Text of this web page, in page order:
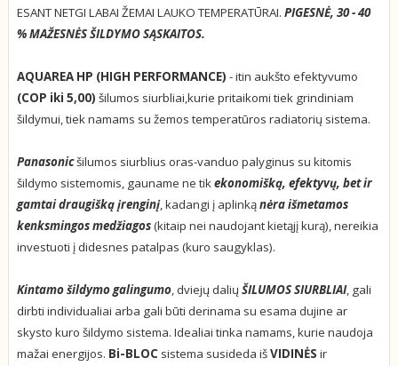
ESANT NETGI LABAI ŽEMAI LAUKO TEMPERATŪRAI. PIGESNĖ, 30 - 40
% MAŽESNĖS ŠILDYMO SĄSKAITOS.
AQUAREA HP (HIGH PERFORMANCE) - itin aukšto efektyvumo
(COP iki 5,00) šilumos siurbliai,kurie pritaikomi tiek grindiniam
šildymui, tiek namams su žemos temperatūros radiatorių sistema.
Panasonicšilumos siurblius oras-vanduo palyginus su kitomis
šildymo sistemomis, gauname ne tikekonomišką, efektyvų, bet ir
gamtai draugišką įrenginį, kadangi į aplinkąnėra išmetamos
kenksmingos medžiagos(kitaip nei naudojant kietąjį kurą), nereikia
investuoti į didesnes patalpas (kuro saugyklas).
Kintamo šildymo galingumo, dviejų dalių ŠILUMOS SIURBLIAI, gali
dirbti individualiai arba gali būti derinama su esama dujine ar
skysto kuro šildymo sistema. Idealiai tinka namams, kurie naudoja
mažai energijos. Bi-BLOCsistema susideda išVIDINĖS ir